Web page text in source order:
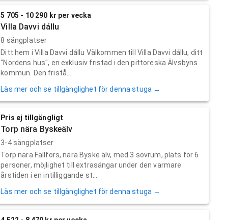
5 705 - 10 290 kr per vecka
Villa Davvi dállu
8 sängplatser
Ditt hem i Villa Davvi dállu Välkommen till Villa Davvi dállu, ditt
"Nordens hus", en exklusiv fristad i den pittoreska Älvsbyns
kommun. Den fristå...
Läs mer och se tillgänglighet för denna stuga →
Pris ej tillgängligt
Torp nära Byskeälv
3-4 sängplatser
Torp nära Fällfors, nära Byske älv, med 3 sovrum, plats för 6
personer, möjlighet till extrasängar under den varmare
årstiden i en intilliggande st...
Läs mer och se tillgänglighet för denna stuga →